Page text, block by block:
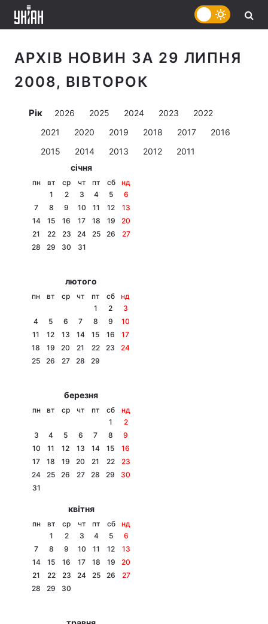
Головна
АРХІВ НОВИН ЗА 29 ЛИПНЯ
2008, ВІВТОРОК
Рік 2026 2025 2024 2023
2022
2021
2020 2019 2018 2017
2016
2015
2014 2013 2012
2011
січня
пн вт ср чт пт сб
нд
1
2 3 4 5
6
7
8 9 10 11 12
13
14
15 16 17 18 19
20
21
22 23 24 25 26
27
28
29 30 31
лютого
пн вт ср чт пт сб
нд
1
2
3
4
5 6 7 8 9
10
11
12 13 14 15 16
17
18
19 20 21 22 23
24
25
26 27 28 29
березня
пн вт ср чт пт сб
нд
1
2
3
4 5 6 7 8
9
10
11 12 13 14 15
16
17
18 19 20 21 22
23
24
25 26 27 28 29
30
31
квітня
пн вт ср чт пт сб
нд
1
2 3 4 5
6
7
8 9 10 11 12
13
14
15 16 17 18 19
20
21
22 23 24 25 26
27
28
29 30